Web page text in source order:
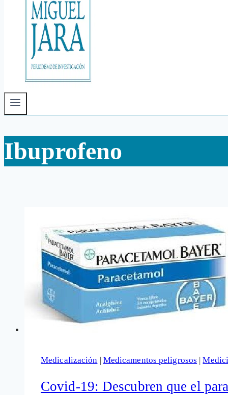
Ibuprofeno
Medicalización | Medicamentos peligrosos |
Covid-19: Descubren que el